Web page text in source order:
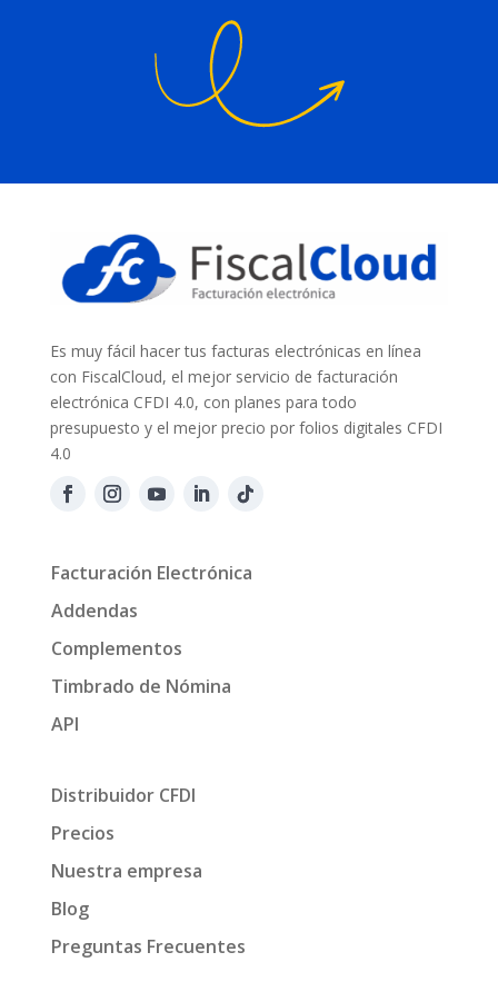
Es muy fácil hacer tus facturas electrónicas en línea
con FiscalCloud, el mejor servicio de facturación
electrónica CFDI 4.0, con planes para todo
presupuesto y el mejor precio por folios digitales CFDI
4.0
Facturación Electrónica
Addendas
Complementos
Timbrado de Nómina
API
Distribuidor CFDI
Precios
Nuestra empresa
Blog
Preguntas Frecuentes